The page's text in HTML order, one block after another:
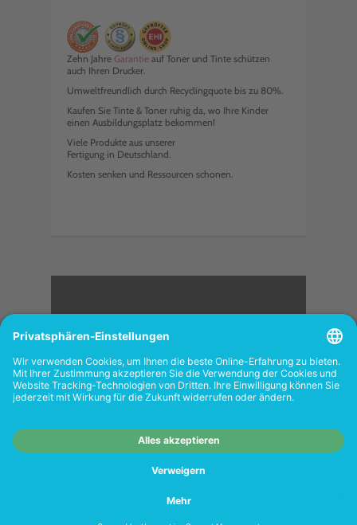
Zehn Jahre Garantie auf Toner und Tinte schützen
auch Ihren Drucker.
Umweltfreundlich durch Recyclingquote bis zu 80%.
Kaufen Sie Tinte & Toner ruhig da, wo Ihre Kinder
einen Ausbildungsplatz bekommen!
Viele Produkte aus unserer
Fertigung in Deutschland.
Kosten senken und Ressourcen schonen.
<
FOLGEN SIE UNS
Shops richtet sich nicht an Wiederverkäufer.
www.tonerhersteller.de